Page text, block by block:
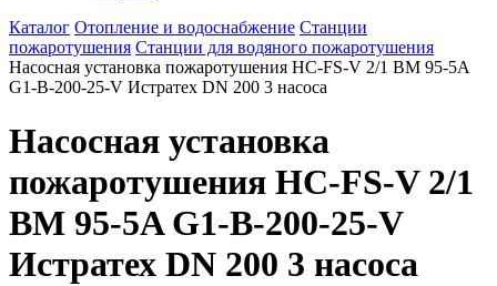
Каталог Отопление и водоснабжение Станции
пожаротушения Станции для водяного пожаротушения
Насосная установка пожаротушения HC-FS-V 2/1 BM 95-5A
G1-B-200-25-V Истратех DN 200 3 насоса
Насосная установка
пожаротушения HC-FS-V 2/1
BM 95-5A G1-B-200-25-V
Истратех DN 200 3 насоса